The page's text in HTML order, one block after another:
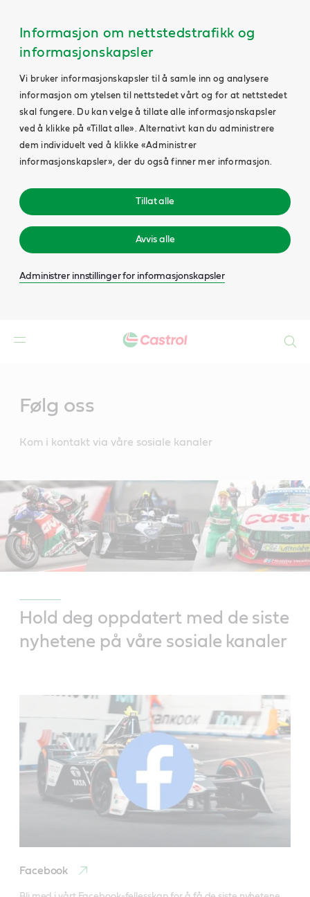
Informasjon om nettstedstrafikk og
informasjonskapsler
Vi bruker informasjonskapsler til å samle inn og analysere
informasjon om ytelsen til nettstedet vårt og for at nettstedet
skal fungere. Du kan velge å tillate alle informasjonskapsler
ved å klikke på «Tillat alle». Alternativt kan du administrere
dem individuelt ved å klikke «Administrer
informasjonskapsler», der du også finner mer informasjon.
Tillat alle
Avvis alle
Administrer innstillinger for informasjonskapsler
Følg oss
Kom i kontakt via våre sosiale kanaler
Hold deg oppdatert med de siste
nyhetene på våre sosiale kanaler
Facebook